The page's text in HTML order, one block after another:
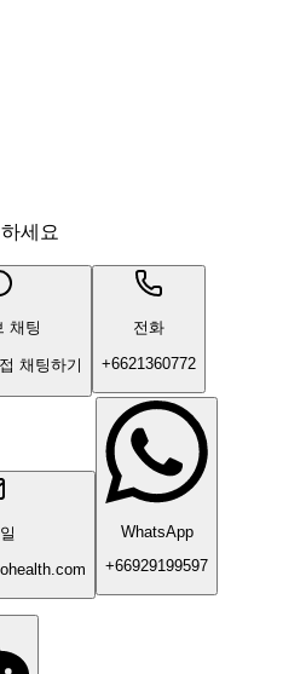
세요
채팅
채팅하기
전화
+6621360772
WhatsApp
+66929199597